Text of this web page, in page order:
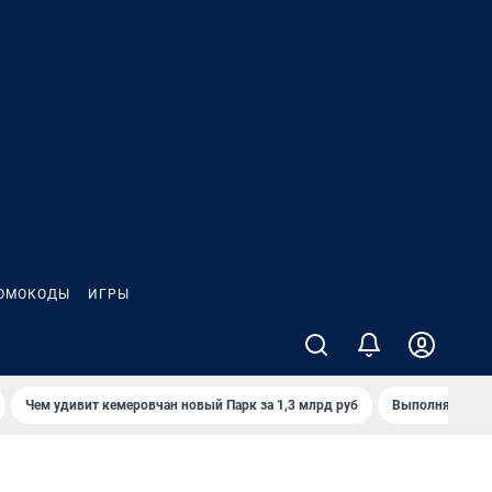
ИГРЫ
Чем удивит кемеровчан новый Парк за 1,3 млрд руб Выполняется